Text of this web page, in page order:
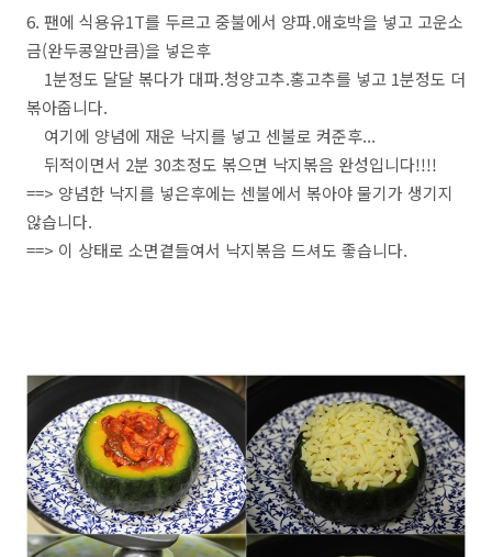
6. 팬에 식용유1T를 두르고 중불에서 양파.애호박을 넣고 고운소
금(완두콩알만큼)을 넣은후
1분정도 달달 볶다가 대파.청양고추.홍고추를 넣고 1분정도 더
볶아줍니다.
여기에 양념에 재운 낙지를 넣고 센불로 켜준후...
뒤적이면서 2분 30초정도 볶으면 낙지볶음 완성입니다!!!!
==> 양념한 낙지를 넣은후에는 센불에서 볶아야 물기가 생기지
않습니다.
==> 이 상태로 소면곁들여서 낙지볶음 드셔도 좋습니다.